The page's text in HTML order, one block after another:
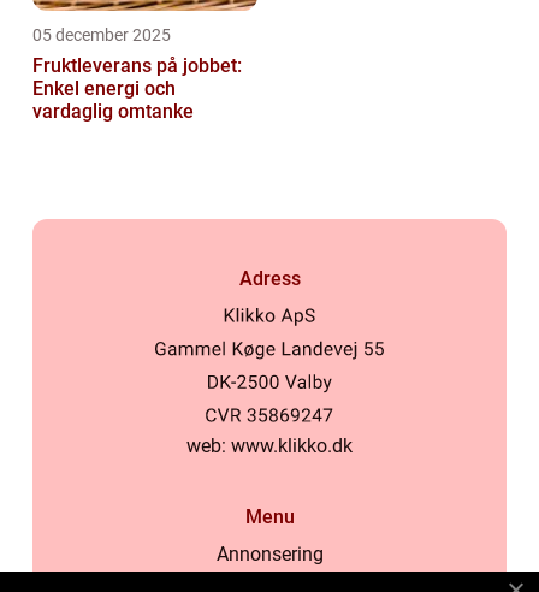
05 december 2025
Fruktleverans på jobbet:
Enkel energi och
vardaglig omtanke
Adress
web: www.klikko.dk
Menu
Annonsering